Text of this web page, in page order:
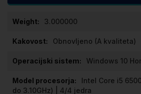
3.000000
Obnovljeno (A kvaliteta)
Windows 10
Intel Core i5
do 3.10GHz) | 4/4 jedra